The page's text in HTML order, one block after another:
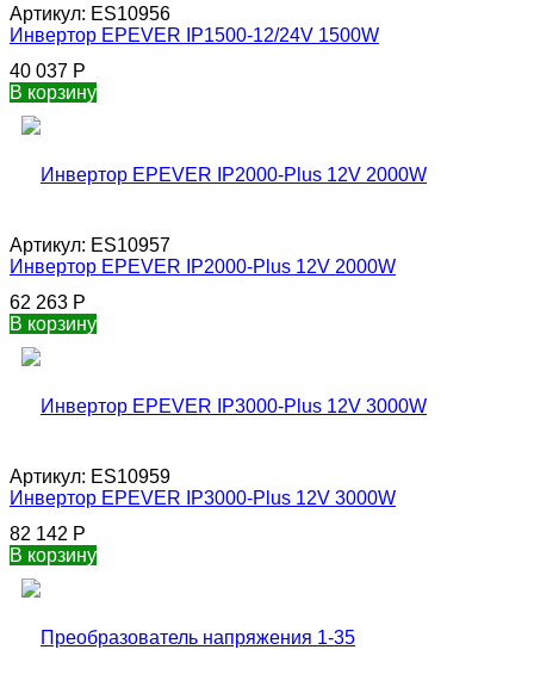
Артикул: ES10956
Инвертор EPEVER IP1500-12/24V 1500W
40 037 Р
В корзину
Артикул: ES10957
Инвертор EPEVER IP2000-Plus 12V 2000W
62 263 Р
В корзину
Артикул: ES10959
Инвертор EPEVER IP3000-Plus 12V 3000W
82 142 Р
В корзину